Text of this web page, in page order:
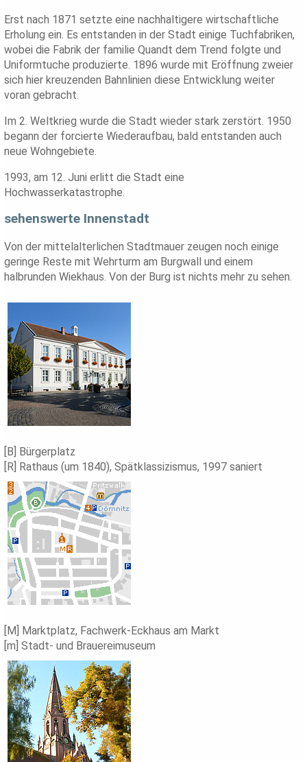
Erst nach 1871 setzte eine nachhaltigere wirtschaftliche
Erholung ein. Es entstanden in der Stadt einige Tuchfabriken,
wobei die Fabrik der familie Quandt dem Trend folgte und
Uniformtuche produzierte. 1896 wurde mit Eröffnung zweier
sich hier kreuzenden Bahnlinien diese Entwicklung weiter
voran gebracht.
Im 2. Weltkrieg wurde die Stadt wieder stark zerstört. 1950
begann der forcierte Wiederaufbau, bald entstanden auch
neue Wohngebiete.
1993, am 12. Juni erlitt die Stadt eine
Hochwasserkatastrophe.
sehenswerte Innenstadt
Von der mittelalterlichen Stadtmauer zeugen noch einige
geringe Reste mit Wehrturm am Burgwall und einem
halbrunden Wiekhaus. Von der Burg ist nichts mehr zu sehen.
[B] Bürgerplatz
[R] Rathaus (um 1840), Spätklassizismus, 1997 saniert
[M] Marktplatz, Fachwerk-Eckhaus am Markt
[m] Stadt- und Brauereimuseum